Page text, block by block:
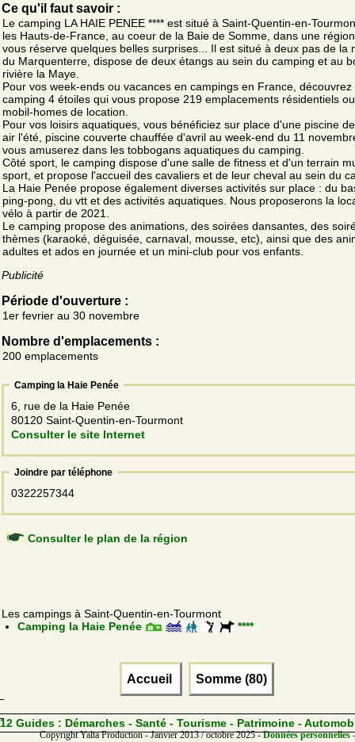
Ce qu'il faut savoir :
Le camping LA HAIE PENEE **** est situé à Saint-Quentin-en-
les Hauts-de-France, au coeur de la Baie de Somme, dans une
vous réserve quelques belles surprises... Il est situé à deux pas de la
du Marquenterre, dispose de deux étangs au sein du camping et au
rivière la Maye.
Pour vos week-ends ou vacances en campings en France, découvrez
camping 4 étoiles qui vous propose 219 emplacements résidentiels
mobil-homes de location.
Pour vos loisirs aquatiques, vous bénéficiez sur place d'une piscine
air l'été, piscine couverte chauffée d'avril au week-end du 11
vous amuserez dans les tobbogans aquatiques du camping.
Côté sport, le camping dispose d'une salle de fitness et d'un terrain
sport, et propose l'accueil des cavaliers et de leur cheval au sein du
La Haie Penée propose également diverses activités sur place : du
ping-pong, du vtt et des activités aquatiques. Nous proposerons la
vélo à partir de 2021.
Le camping propose des animations, des soirées dansantes, des
thèmes (karaoké, déguisée, carnaval, mousse, etc), ainsi que des
adultes et ados en journée et un mini-club pour vos enfants.
Publicité
Période d'ouverture :
1er fevrier au 30 novembre
Nombre d'emplacements :
200 emplacements
Camping la Haie Penée
6, rue de la Haie Penée
80120 Saint-Quentin-en-Tourmont
Consulter le site Internet
Joindre par téléphone
0322257344
Consulter le plan de la région
Les campings à Saint-Quentin-en-Tourmont
Camping la Haie Penée
****
Accueil Somme (80)
12 Guides : Démarches - Santé - Tourisme - Patrimoine -
Copyright Yalta Production - Janvier 2013 / octobre 2025 -Données personnelles